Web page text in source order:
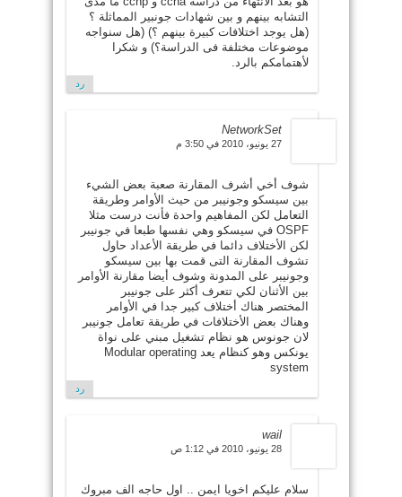
التشابه بينهم و بين شهادات جونبير المماثلة ؟
(هل يوجد اختلافات كبيرة بينهم ؟) (هل سنواجه
موضوعات مختلفة فى الدراسة؟) و شكرا
لأهتمامكم بالرد.
رد
NetworkSet
27 يونيو، 2010 في 3:50 م
شوف أخي أشرف المقارنة صعبة بعض الشيء
بين سيسكو وجونيبر من حيث الأوامر وطريقة
التعامل لكن المفاهيم واحدة فأنت درست مثلا
OSPF في سيسكو وهي نفسها طبعا في جونيبر
لكن الأختلاف دائما في طريقة الأعداد حاول
تشوف المقارنة التى قمت بها بين سيسكو
وجونيبر على المدونة وشوف أيضا مقارنة الأوامر
بين الأثنان لكي تتعرف أكثر على جونيبر
المختصر هناك أختلاف كبير جدا في الأوامر
وهناك بعض الأختلافات في طريقة تعامل جونيبر
لان جونوس هو نظام تشغيل مبني على نواة
يونكس وهو كنظام يعد Modular operating
system
رد
wail
28 يونيو، 2010 في 1:12 ص
سلام عليكم اخويا ايمن .. اول حاجه الف مبروك